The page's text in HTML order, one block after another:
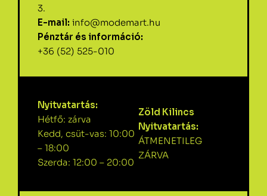
3.
E-mail: info@modemart.hu
Pénztár és információ:
+36 (52) 525-010
Nyitvatartás:
Hétfő: zárva
Kedd, csüt-vas: 10:00
– 18:00
Szerda: 12:00 – 20:00
Zöld Kilincs
Nyitvatartás:
ÁTMENETILEG
ZÁRVA